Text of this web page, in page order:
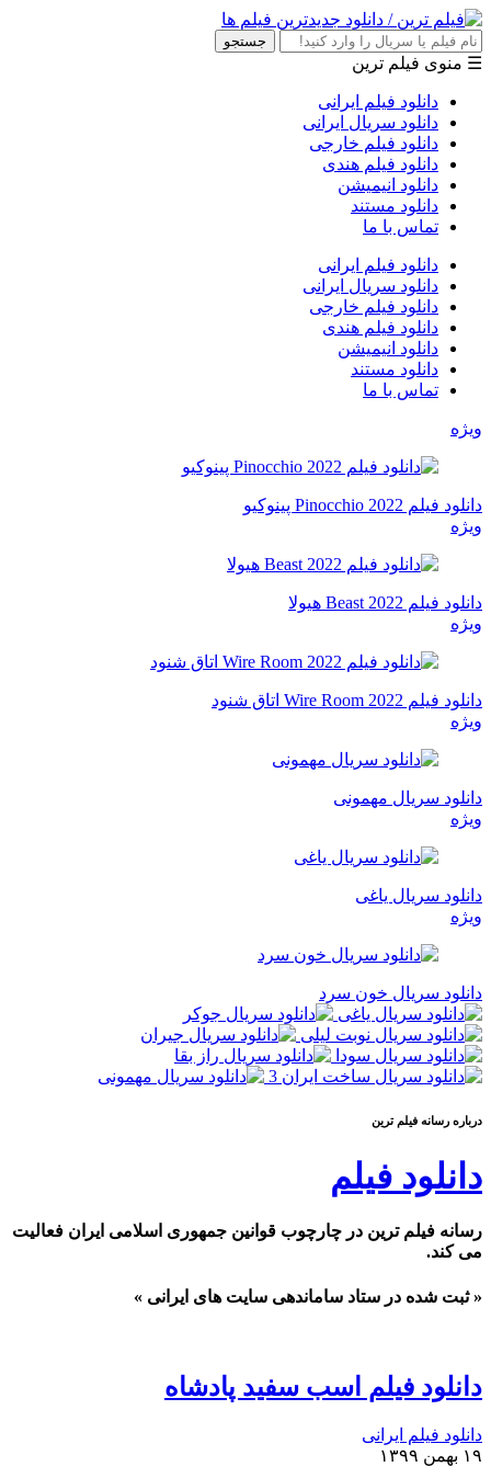
جستجو
☰ منوی فیلم ترین
دانلود فیلم ایرانی
دانلود سریال ایرانی
دانلود فیلم خارجی
دانلود فیلم هندی
دانلود انیمیشن
دانلود مستند
تماس با ما
دانلود فیلم ایرانی
دانلود سریال ایرانی
دانلود فیلم خارجی
دانلود فیلم هندی
دانلود انیمیشن
دانلود مستند
تماس با ما
ویژه
دانلود فیلم Pinocchio 2022 پینوکیو
ویژه
دانلود فیلم Beast 2022 هیولا
ویژه
دانلود فیلم Wire Room 2022 اتاق شنود
ویژه
دانلود سریال مهمونی
ویژه
دانلود سریال یاغی
ویژه
دانلود سریال خون سرد
درباره رسانه فيلم ترين
دانلود فیلم
رسانه فیلم ترین در چارچوب قوانین جمهوری اسلامی ایران فعالیت
می کند.
« ثبت شده در ستاد ساماندهی سایت های ایرانی »
دانلود فیلم اسب سفید پادشاه
دانلود فیلم ایرانی
۱۹ بهمن ۱۳۹۹